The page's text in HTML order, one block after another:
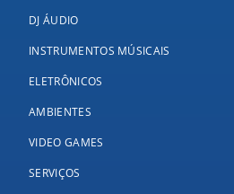
DJ ÁUDIO
INSTRUMENTOS MÚSICAIS
ELETRÔNICOS
AMBIENTES
VIDEO GAMES
SERVIÇOS